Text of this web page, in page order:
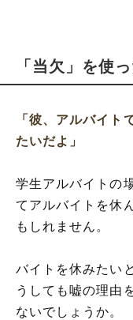
「当欠」を使
「彼、アルバイト
たいだよ」
学生アルバイトの
てアルバイトを休
もしれません。
バイトを休みたい
うしても嘘の理由
ないでしょうか。